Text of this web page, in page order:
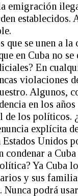
emigración
establecidos.
que se unen a la
en Cuba no se
En
violaciones
Algunos,
en los
los políticos.
explícita
Unidos
condenar a
Ya Cuba
y sus
Nunca podrá